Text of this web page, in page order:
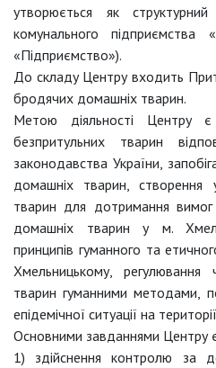
утворюється як структурний
комунального підприємства
«Підприємство»).
До складу Центру входить
бродячих домашніх тварин.
Метою діяльності Центру є
безпритульних тварин
законодавства України,
домашніх тварин,
тварин для дотримання
домашніх тварин у м.
принципів гуманного та
Хмельницькому, регулювання
тварин гуманними методами,
епідемічної ситуації на
Основними завданнями Центру
1) здійснення контролю за